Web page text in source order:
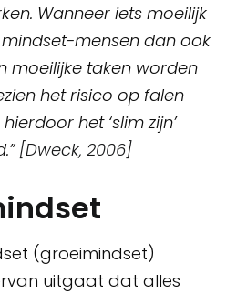
Wanneer iets moeilijk
mindset-mensen dan ook
moeilijke taken worden
het risico op falen
het ‘slim zijn’
[Dweck, 2006]
(groeimindset)
uitgaat dat alles